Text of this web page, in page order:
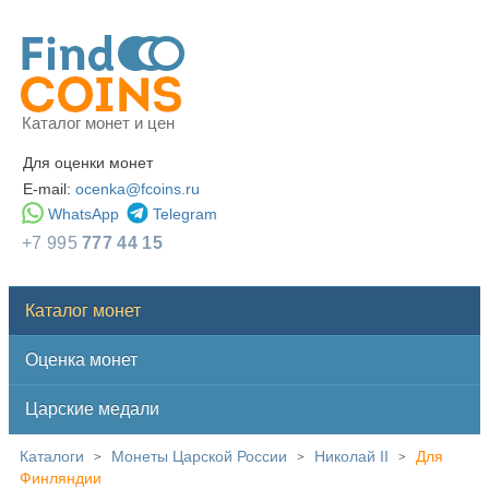
Каталог монет и цен
Для оценки монет
E-mail: ocenka@fcoins.ru
WhatsApp
Telegram
+7 995777 44 15
Каталог монет
Оценка монет
Царские медали
Каталоги > Монеты Царской России > Николай II >
Для
Финляндии